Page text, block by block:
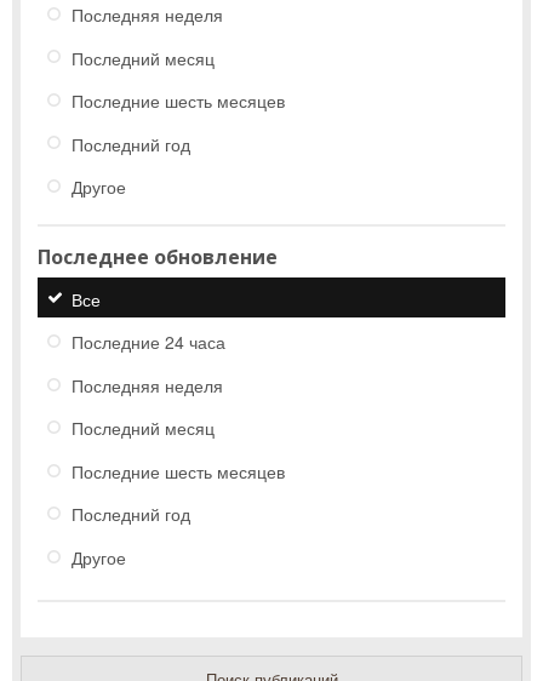
Последняя неделя
Последний месяц
Последние шесть месяцев
Последний год
Другое
Последнее обновление
Все
Последние 24 часа
Последняя неделя
Последний месяц
Последние шесть месяцев
Последний год
Другое